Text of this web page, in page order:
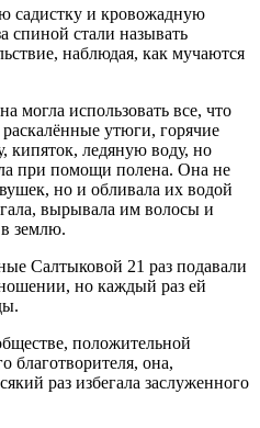
садистку и кровожадную
спиной стали называть
наблюдая, как мучаются
могла использовать все, что
утюги, горячие
кипяток, ледяную воду, но
при помощи полена. Она не
но и обливала их водой
вырывала им волосы и
землю.
Салтыковой 21 раз подавали
но каждый раз ей
положительной
благотворителя, она,
раз избегала заслуженного